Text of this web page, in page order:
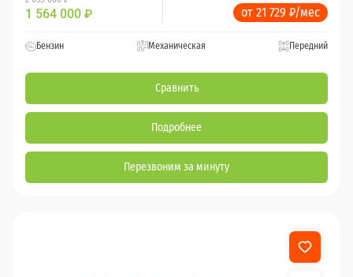
1 564 000 ₽ от 21 729 ₽/мес
Бензин Механическая Передний
Сравнить
Подробнее
Перезвоним за минуту